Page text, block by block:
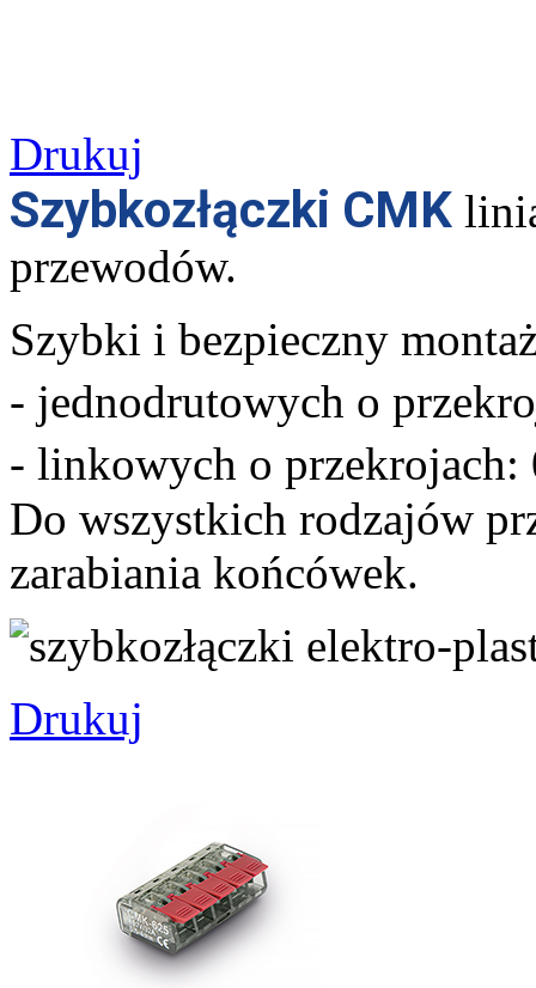
Drukuj
Szybkozłączki CMK
przewodów.
Szybki i bezpieczny
- jednodrutowych o
- linkowych o przekrojach:
Do wszystkich rodzajów
zarabiania końcówek.
Drukuj